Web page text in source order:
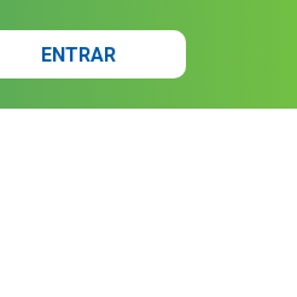
ENTRAR